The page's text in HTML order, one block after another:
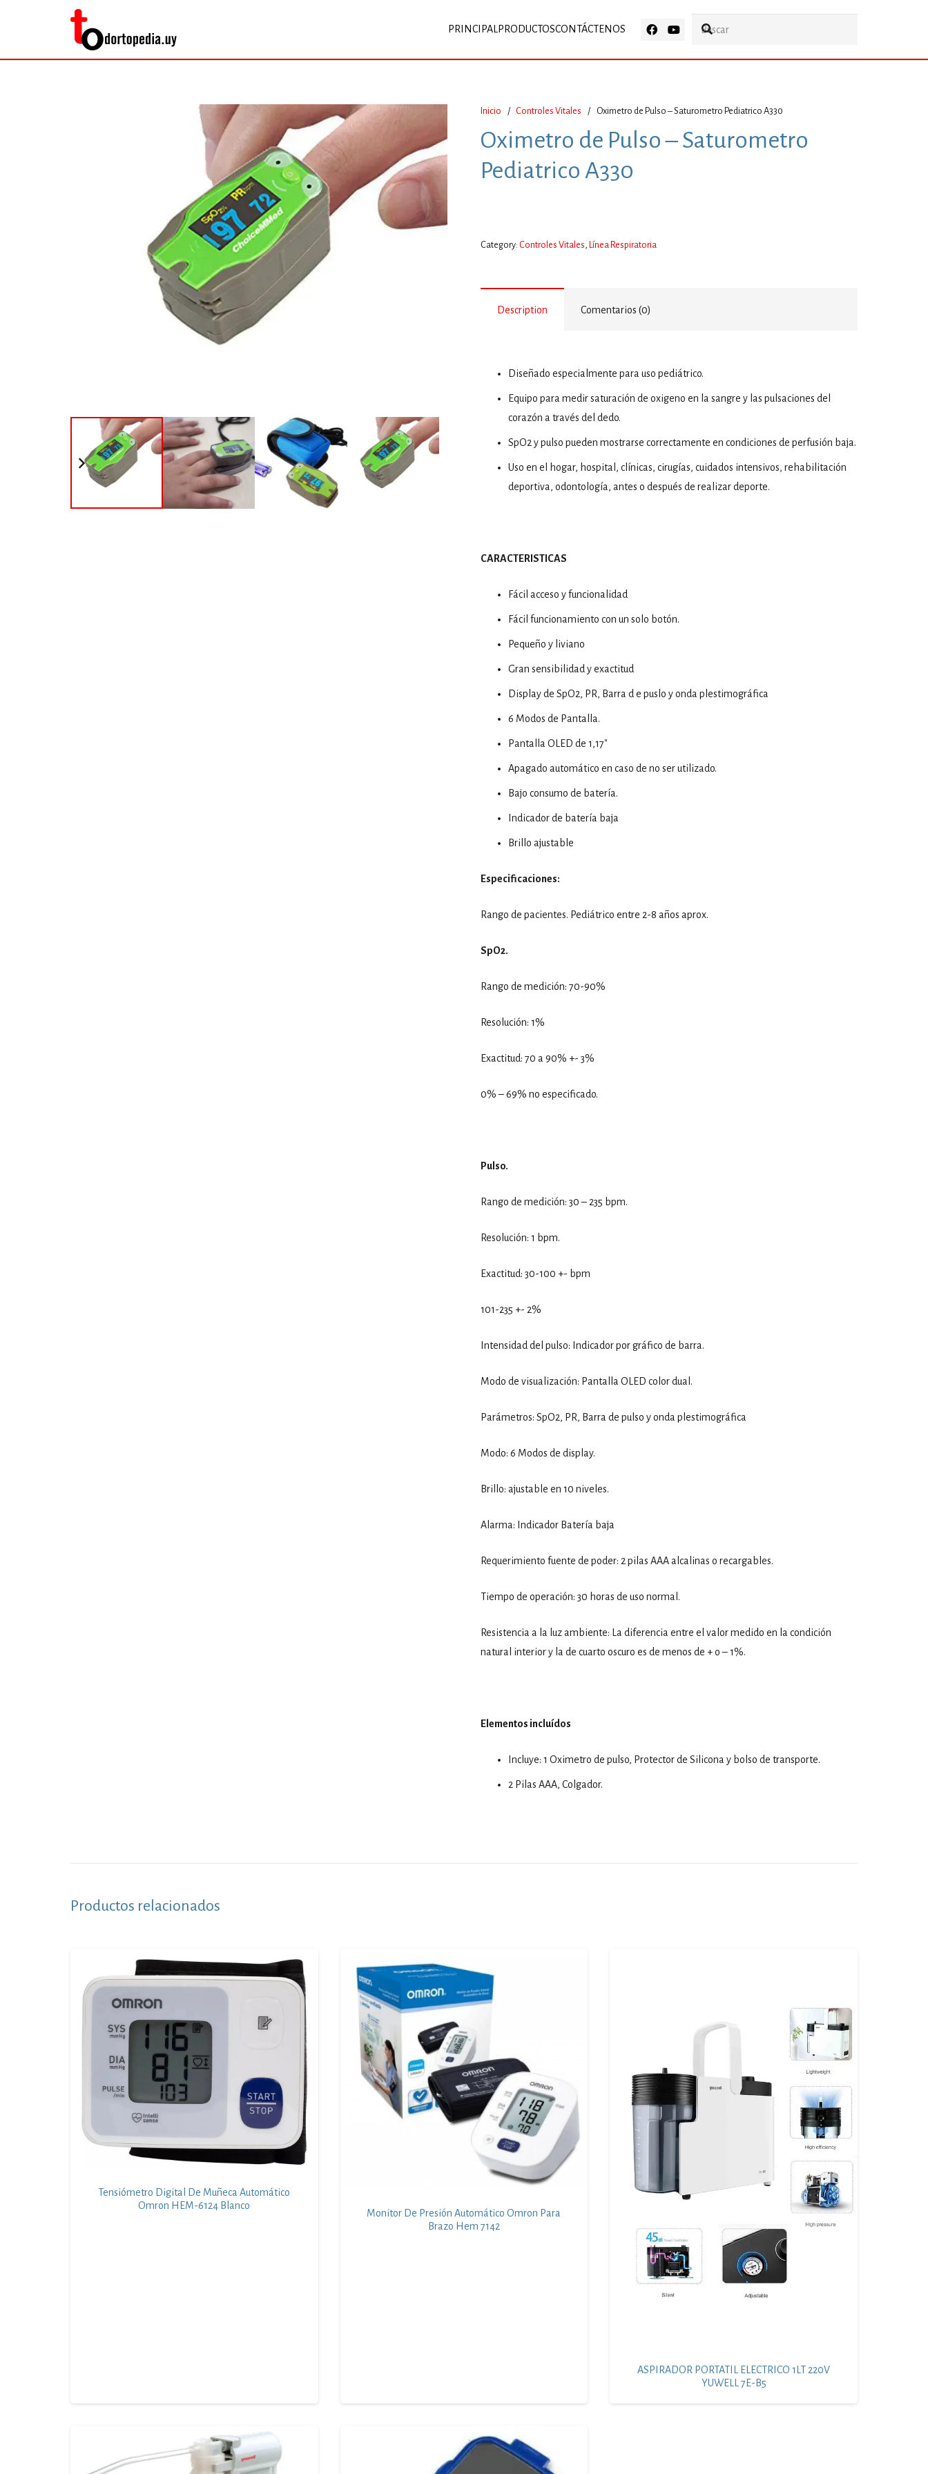
PRINCIPAL PRODUCTOSCONTÁCTENOS
Inicio / Controles Vitales / Oximetro de Pulso – Saturometro Pediatrico A330
Oximetro de Pulso – Saturometro
Pediatrico A330
Category: Controles Vitales , Línea Respiratoria
Description Comentarios (0)
Diseñado especialmente para uso pediátrico.
Equipo para medir saturación de oxigeno en la sangre y las pulsaciones del
corazón a través del dedo.
SpO2 y pulso pueden mostrarse correctamente en condiciones de perfusión baja.
Uso en el hogar, hospital, clínicas, cirugías, cuidados intensivos, rehabilitación
deportiva, odontología, antes o después de realizar deporte.
CARACTERISTICAS
Fácil acceso y funcionalidad
Fácil funcionamiento con un solo botón.
Pequeño y liviano
Gran sensibilidad y exactitud
Display de SpO2, PR, Barra d e puslo y onda plestimográfica
6 Modos de Pantalla.
Pantalla OLED de 1,17″
Apagado automático en caso de no ser utilizado.
Bajo consumo de batería.
Indicador de batería baja
Brillo ajustable
Especificaciones:
Rango de pacientes. Pediátrico entre 2-8 años aprox.
SpO2.
Rango de medición: 70-90%
Resolución: 1%
Exactitud: 70 a 90% +- 3%
0% – 69% no especificado.
Pulso.
Rango de medición: 30 – 235 bpm.
Resolución: 1 bpm.
Exactitud: 30-100 +- bpm
101-235 +- 2%
Intensidad del pulso: Indicador por gráfico de barra.
Modo de visualización: Pantalla OLED color dual.
Parámetros: SpO2, PR, Barra de pulso y onda plestimográfica
Modo: 6 Modos de display.
Brillo: ajustable en 10 niveles.
Alarma: Indicador Batería baja
Requerimiento fuente de poder: 2 pilas AAA alcalinas o recargables.
Tiempo de operación: 30 horas de uso normal.
Resistencia a la luz ambiente: La diferencia entre el valor medido en la condición
natural interior y la de cuarto oscuro es de menos de + o – 1%.
Elementos incluídos
Incluye: 1 Oximetro de pulso, Protector de Silicona y bolso de transporte.
2 Pilas AAA, Colgador.
Productos relacionados
Tensiómetro Digital De Muñeca Automático
Omron HEM-6124 Blanco
Monitor De Presión Automático Omron Para
Brazo Hem 7142
ASPIRADOR PORTATIL ELECTRICO 1LT 220V
YUWELL 7E-B5